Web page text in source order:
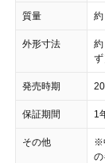
質量 約
外形寸法
ず
発売時期
保証期間 1
その他
※